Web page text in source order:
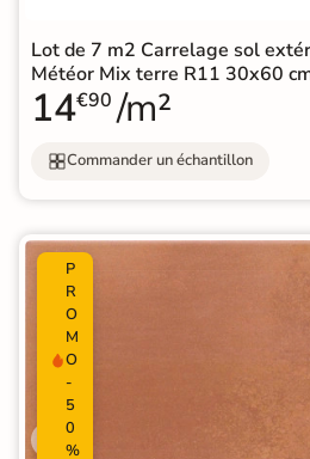
Lot de 7 m2 Carrelage sol
Météor Mix terre R11 30x60
14€90 /m²
Commander un échantillon
P
R
O
M
O
-
5
0
%